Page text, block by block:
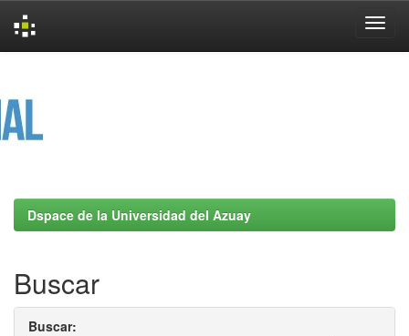
Dspace de la Universidad del Azuay
Buscar
Buscar: